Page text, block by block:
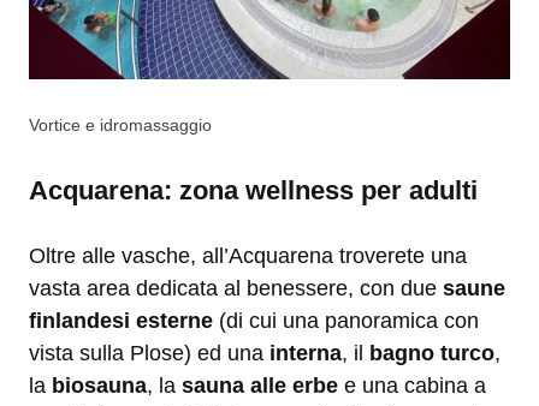
Vortice e idromassaggio
Acquarena: zona wellness per adulti
Oltre alle vasche, all’Acquarena troverete una
vasta area dedicata al benessere, con due saune
finlandesi esterne (di cui una panoramica con
vista sulla Plose) ed una interna, il bagno turco,
la biosauna, la sauna alle erbe e una cabina a